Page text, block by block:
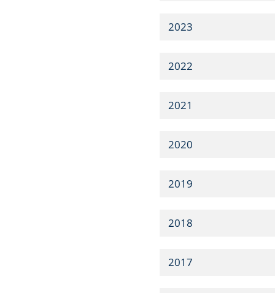
2023
2022
2021
2020
2019
2018
2017